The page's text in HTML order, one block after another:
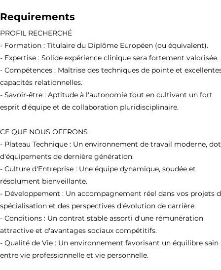
Requirements
PROFIL RECHERCHÉ
- Formation : Titulaire du Diplôme Européen (ou équivalent).
- Expertise : Solide expérience clinique sera fortement valorisée.
- Compétences : Maîtrise des techniques de pointe et
capacités relationnelles.
- Savoir-être : Aptitude à l'autonomie tout en cultivant un fort
esprit d'équipe et de collaboration pluridisciplinaire.
CE QUE NOUS OFFRONS
- Plateau Technique : Un environnement de travail moderne,
d'équipements de dernière génération.
- Culture d'Entreprise : Une équipe dynamique, soudée et
résolument bienveillante.
- Développement : Un accompagnement réel dans vos projets
spécialisation et des perspectives d'évolution de carrière.
- Conditions : Un contrat stable assorti d'une rémunération
attractive et d'avantages sociaux compétitifs.
- Qualité de Vie : Un environnement favorisant un équilibre sain
entre vie professionnelle et vie personnelle.